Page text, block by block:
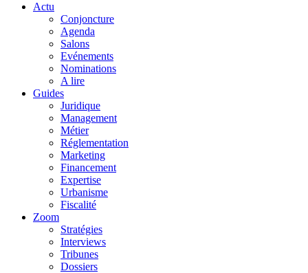
Actu
Conjoncture
Agenda
Salons
Evénements
Nominations
A lire
Guides
Juridique
Management
Métier
Réglementation
Marketing
Financement
Expertise
Urbanisme
Fiscalité
Zoom
Stratégies
Interviews
Tribunes
Dossiers